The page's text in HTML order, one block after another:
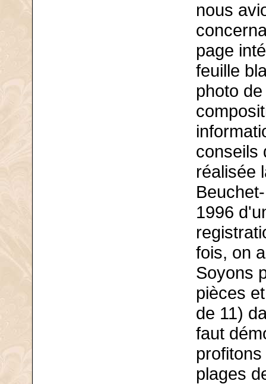
nous
page
feuille
photo
conseils
réalisée
1996
fois, on
Soyons
pièces
de 11)
faut
plages